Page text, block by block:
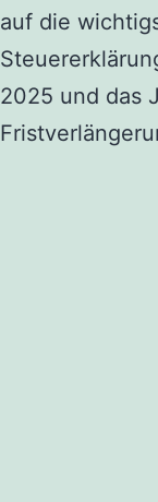
auf die
2025 und das